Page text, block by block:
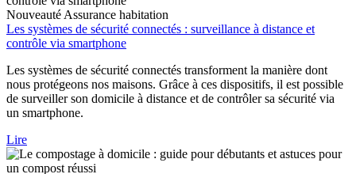
Nouveauté Assurance habitation
Les systèmes de sécurité connectés : surveillance à distance et
contrôle via smartphone
Les systèmes de sécurité connectés transforment la manière dont
nous protégeons nos maisons. Grâce à ces dispositifs, il est possible
de surveiller son domicile à distance et de contrôler sa sécurité via
un smartphone.
Lire